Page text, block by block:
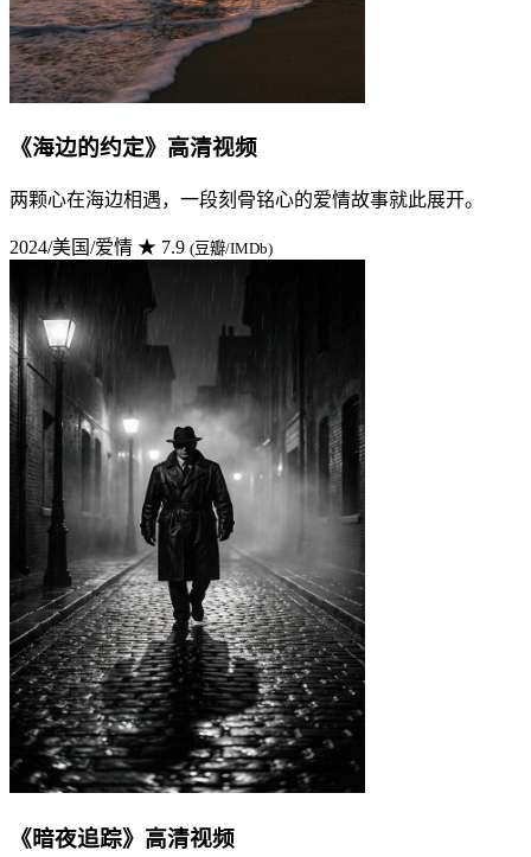
《海边的约定》高清视频
两颗心在海边相遇，一段刻骨铭心的爱情故事就此展开。
2024/美国/爱情 ★ 7.9 (豆瓣/IMDb)
《暗夜追踪》高清视频